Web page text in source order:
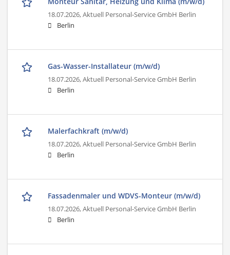
18.07.2026,Aktuell Personal-Service GmbH Berlin
Berlin
Gas-Wasser-Installateur (m/w/d)
18.07.2026,Aktuell Personal-Service GmbH Berlin
Berlin
Malerfachkraft (m/w/d)
18.07.2026,Aktuell Personal-Service GmbH Berlin
Berlin
Fassadenmaler und WDVS-Monteur (m/w/d)
18.07.2026,Aktuell Personal-Service GmbH Berlin
Berlin